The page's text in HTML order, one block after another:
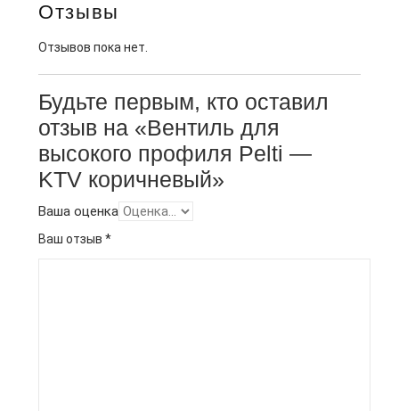
Отзывы
Отзывов пока нет.
Будьте первым, кто оставил
отзыв на «Вентиль для
высокого профиля Pelti —
KTV коричневый»
Ваша оценка
Ваш отзыв *